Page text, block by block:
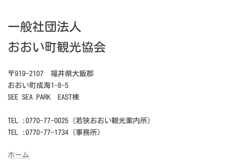
一般社団法人
おおい町観光協会
〒919-2107 福井県大飯郡
おおい町成海1-8-5
SEE SEA PARK EAST棟
TEL :0770-77-0025（若狭おおい観光案内所）
TEL :0770-77-1734（事務所）
ホーム